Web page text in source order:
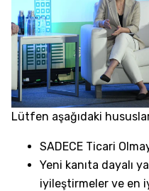
Lütfen aşağıdaki
SADECE Ticari
Yeni kanıta dayalı
iyileştirmeler ve en